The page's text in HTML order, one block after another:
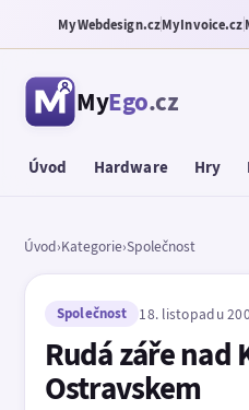
MyWebdesign.czMyInvoice.cz
MyEgo.cz
Úvod Hardware Hry
Úvod›Kategorie›Společnost
Společnost 18. listopadu
Rudá záře nad
Ostravskem